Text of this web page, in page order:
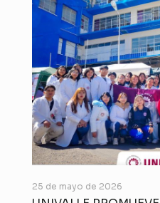
25 de mayo de 2026